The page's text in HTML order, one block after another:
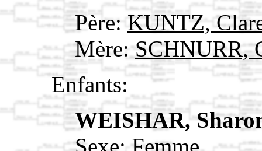
Père: KUNTZ,
Mère:SCHNURR,
Enfants:
WEISHAR,
Sexe: Femme